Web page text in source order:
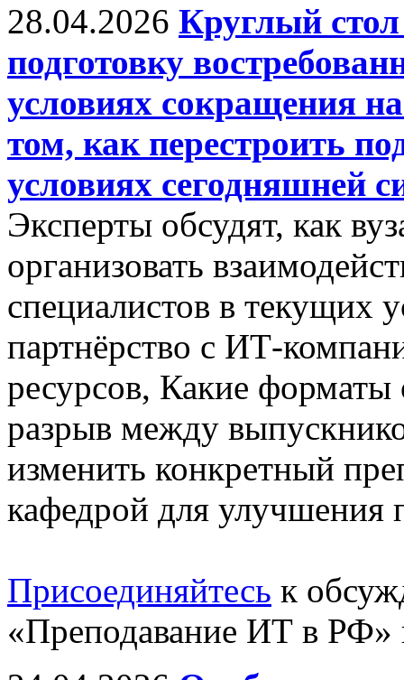
28.04.2026 Круглый
подготовку
условиях сокращения
том, как перестроить
условиях сегодняшней
Эксперты обсудят, как
организовать
специалистов в текущих
партнёрство с ИТ-
ресурсов, Какие
разрыв между
изменить конкретный
кафедрой для улучшения
Присоединяйтесь к
«Преподавание ИТ в РФ»